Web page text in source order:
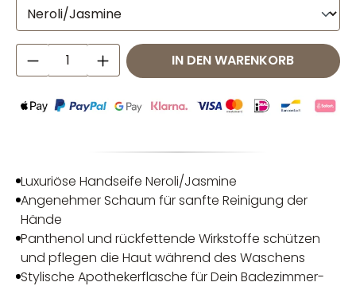
Produkt Anzahl: Gib denIN DEN WARENKORB
Luxuriöse Handseife Neroli/Jasmine
Angenehmer Schaum für sanfte Reinigung der
Hände
Panthenol und rückfettende Wirkstoffe schützen
und pflegen die Haut während des Waschens
Stylische Apothekerflasche für Dein Badezimmer-